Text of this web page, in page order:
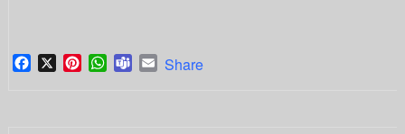
Facebook
X PinterestWhatsApp
TeamsEmail
Share